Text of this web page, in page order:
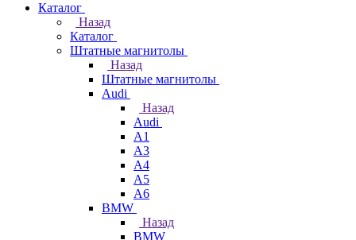
Каталог
Назад
Каталог
Штатные магнитолы
Назад
Штатные магнитолы
Audi
Назад
Audi
A1
A3
A4
A5
A6
BMW
Назад
BMW